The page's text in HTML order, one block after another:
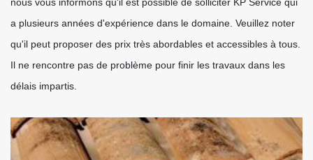
a plusieurs années d'expérience dans le domaine. Veuillez noter
qu'il peut proposer des prix très abordables et accessibles à tous.
Il ne rencontre pas de problème pour finir les travaux dans les
délais impartis.